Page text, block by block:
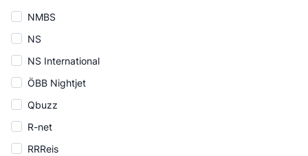
NMBS
NS
NS International
ÖBB Nightjet
Qbuzz
R-net
RRReis